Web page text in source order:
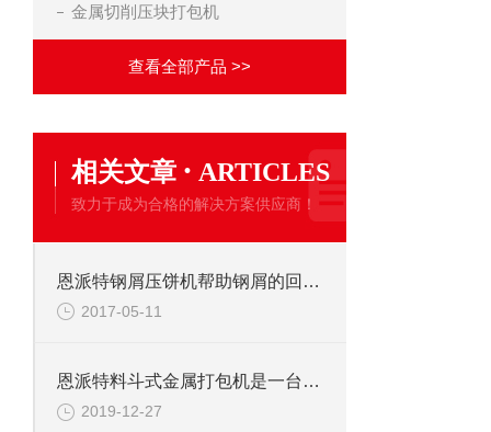
金属切削压块打包机
查看全部产品 >>
相关文章 · ARTICLES
致力于成为合格的解决方案供应商！
恩派特钢屑压饼机帮助钢屑的回收与提炼
2017-05-11
恩派特料斗式金属打包机是一台全自动运行的设备
2019-12-27